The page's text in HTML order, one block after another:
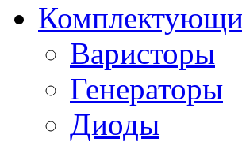
Варисторы
Генераторы
Диоды